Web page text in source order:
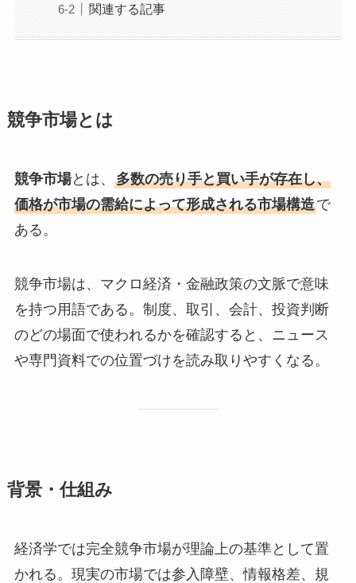
関連する記事
競争市場とは
競争市場とは、 多数の売り手と買い手が存在し、
価格が市場の需給によって形成される市場構造で
ある。
競争市場は、マクロ経済・金融政策の文脈で意味
を持つ用語である。制度、取引、会計、投資判断
のどの場面で使われるかを確認すると、ニュース
や専門資料での位置づけを読み取りやすくなる。
背景・仕組み
経済学では完全競争市場が理論上の基準として置
かれる。現実の市場では参入障壁、情報格差、規